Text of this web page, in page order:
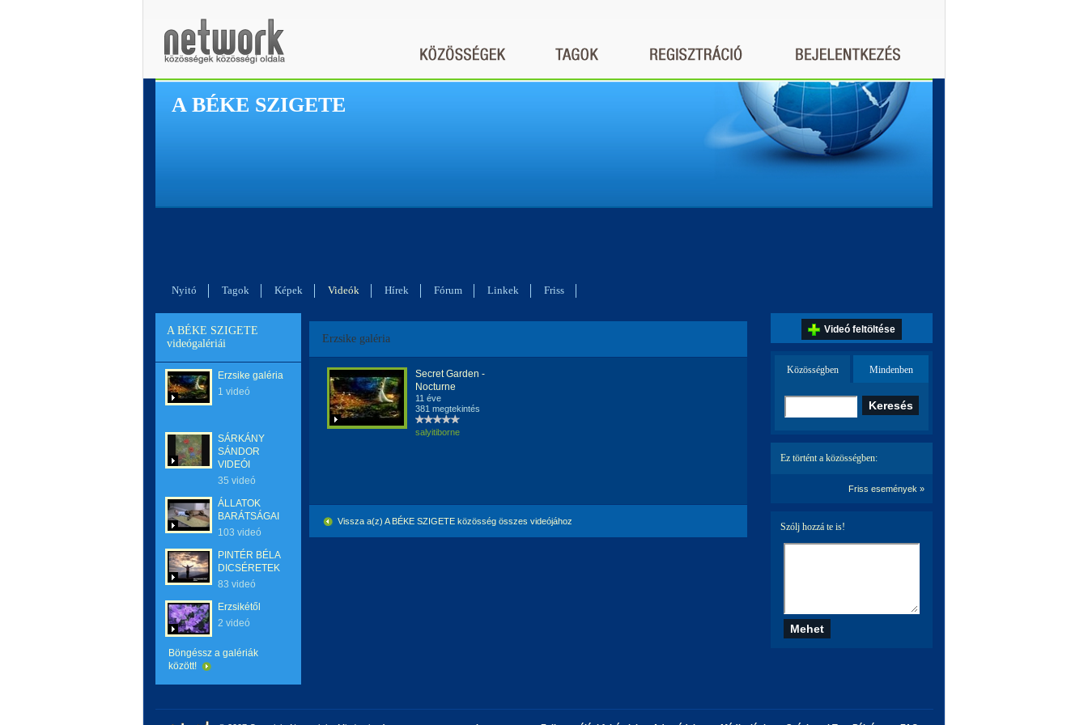
A BÉKE SZIGETE
Nyitó Tagok Képek Videók Hírek Fórum Linkek Friss
A BÉKE SZIGETE
videógalériái
Erzsike galéria
1 videó
SÁRKÁNY
SÁNDOR
VIDEÓI
35 videó
ÁLLATOK
BARÁTSÁGAI
103 videó
PINTÉR BÉLA
DICSÉRETEK
83 videó
Erzsikétől
2 videó
Böngéssz a galériák
között!
Erzsike galéria
Secret Garden -
Nocturne
11 éve
381 megtekintés
salyitiborne
Vissza a(z) A BÉKE SZIGETE közösség összes videójához
Videó feltöltése
Közösségben Mindenben
Ez történt a közösségben:
Friss események »
Szólj hozzá te is!